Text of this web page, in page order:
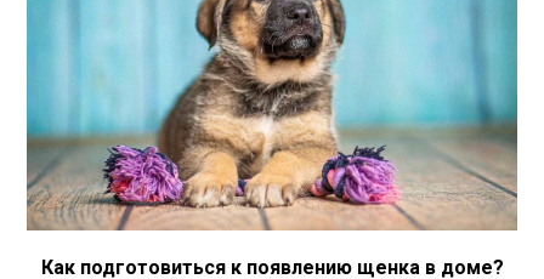
Как подготовиться к появлению щенка в доме?